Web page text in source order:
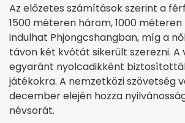
Az előzetes számítások szerint a
1500 méteren három, 1000
indulhat Phjongcshangban, míg a
távon két kvótát sikerült szerezni. A
egyaránt nyolcadikként
játékokra. A nemzetközi szövetség
december elején hozza
névsorát.